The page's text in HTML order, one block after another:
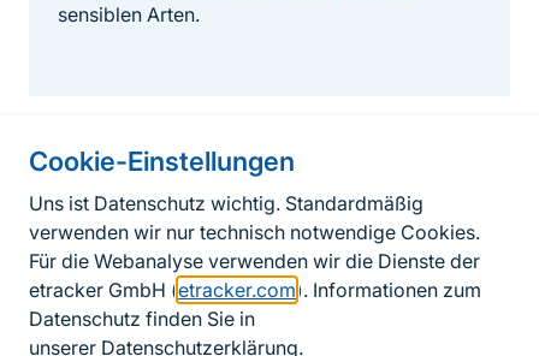
Cookie-Einstellungen
Uns ist Datenschutz wichtig. Standardmäßig
verwenden wir nur technisch notwendige Cookies.
Für die Webanalyse verwenden wir die Dienste der
etracker GmbH (etracker.com ). Informationen zum
Datenschutz finden Sie in
unserer Datenschutzerklärung.
sensiblen Arten.
Informationen zur Seite
FußzeileKontakt zum BfN
Kontaktformular
Erklärung zur Barrierefreiheit